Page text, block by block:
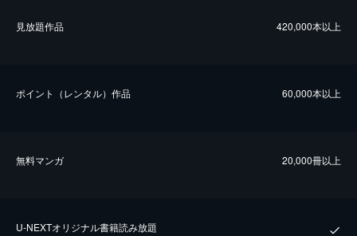
⾒放題作品 420,000本以上
ポイント（レンタル）作品 60,000本以上
無料マンガ 20,000冊以上
U-NEXTオリジナル書籍読み放題